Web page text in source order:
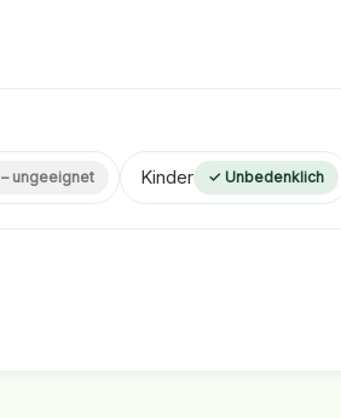
– ungeeignet Kinder ✓ Unbedenklich